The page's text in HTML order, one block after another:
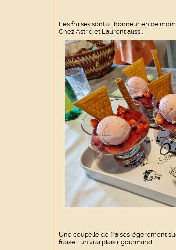
Les fraises sont à l'honneur en ce
Chez Astrid et Laurent aussi.
Une coupelle de fraises légèrement
fraise.....un vrai plaisir gourmand.